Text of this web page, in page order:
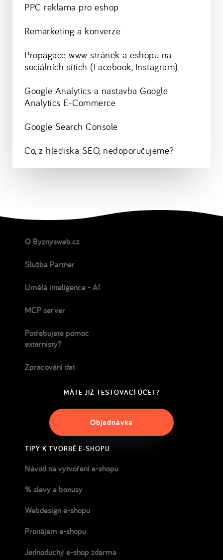
PPC reklama pro eshop
Remarketing a konverze
Propagace www stránek a eshopu na
sociálních sítích (Facebook, Instagram)
Google Analytics a nastavba Google
Analytics E-Commerce
Google Search Console
Co, z hlediska SEO, nedoporučujeme?
O Byznysweb.cz
Služba Partner
Umělá inteligence - AI
MCP server
Potřebujete pomoc
externisty?
Zpracování dat
MÁTE JIŽ TESTOVACÍ ÚČET?
Objednávka
TIPY K TVORBĚ E-SHOPU
Návod na vytvoření e-shopu
% slevy a bonusy
Webdesign e-shopu
Pronájem e-shopu
Jednoduchý e-shop zdarma